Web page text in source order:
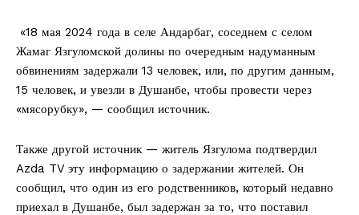
«18 мая 2024 года в селе Андарбаг, соседнем с селом
Жамаг Язгуломской долины по очередным надуманным
обвинениям задержали 13 человек, или, по другим данным,
15 человек, и увезли в Душанбе, чтобы провести через
«мясорубку», — сообщил источник.
Также другой источник — житель Язгулома подтвердил
Azda TV эту информацию о задержании жителей. Он
сообщил, что один из его родственников, который недавно
приехал в Душанбе, был задержан за то, что поставил